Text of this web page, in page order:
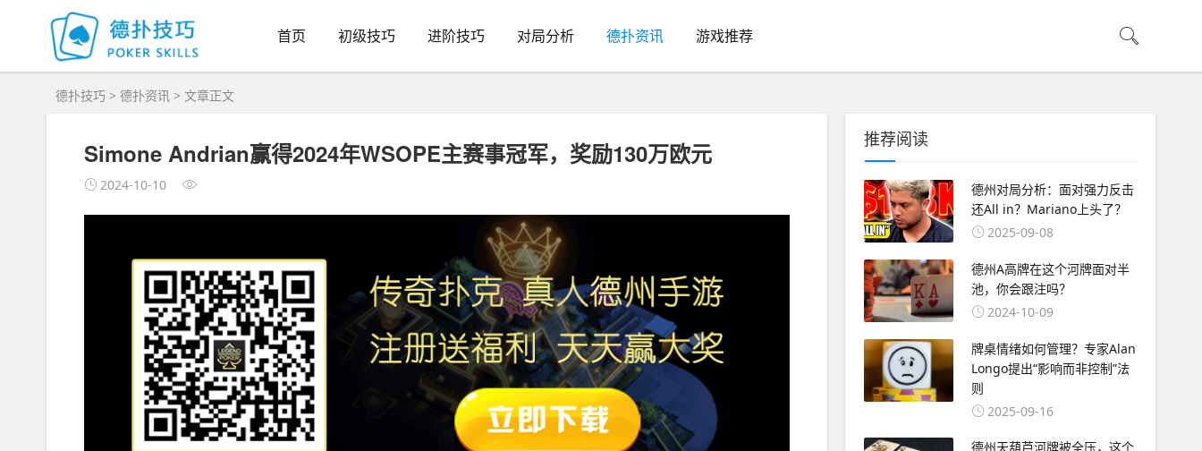
首页 初级技巧 进阶技巧 对局分析 德扑资讯 游戏推荐
德扑技巧 > 德扑资讯 > 文章正文
Simone Andrian赢得2024年WSOPE主赛事冠军，奖励130万欧元
2024-10-10
推荐阅读
德州对局分析：面对强力反击
还All in？Mariano上头了？
2025-09-08
德州A高牌在这个河牌面对半
池，你会跟注吗？
2024-10-09
牌桌情绪如何管理？专家Alan
Longo提出“影响而非控制”法
则
2025-09-16
德州天葫芦河牌被全压，这个